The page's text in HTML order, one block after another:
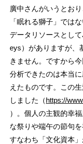
廣中さんがいうとお
「眠れる獅子」では
データリソースとし
eys）がありますが、
きません。ですから
分析できたのは本当
えたものです。この
しました（https://
）。個人の主観的幸
な祭りや端午の節句
すなわち「文化資本